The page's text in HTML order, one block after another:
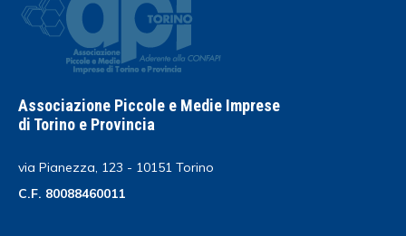
Associazione Piccole e Medie Imprese
di Torino e Provincia
via Pianezza, 123 - 10151 Torino
C.F. 80088460011